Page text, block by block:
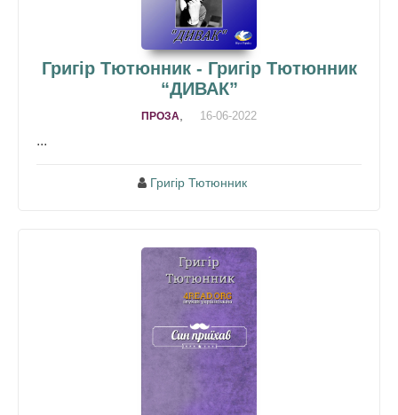
Григір Тютюнник - Григір Тютюнник
“ДИВАК”
ПРОЗА 16-06-2022
...
Григір Тютюнник